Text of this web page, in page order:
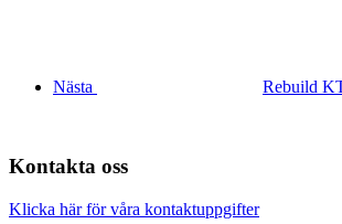
Nästa Rebuild
Kontakta oss
Klicka här för våra kontaktuppgifter